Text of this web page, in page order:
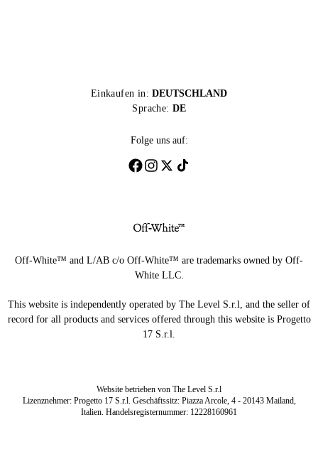
Einkaufen in: DEUTSCHLAND
Sprache: DE
Folge uns auf:
Off-White™ and L/AB c/o Off-White™ are trademarks owned by Off-
White LLC.
This website is independently operated by The Level S.r.l, and the seller of
record for all products and services offered through this website is Progetto
17 S.r.l.
Website betrieben von The Level S.r.l
Lizenznehmer: Progetto 17 S.r.l. Geschäftssitz: Piazza Arcole, 4 - 20143 Mailand,
Italien. Handelsregisternummer: 12228160961